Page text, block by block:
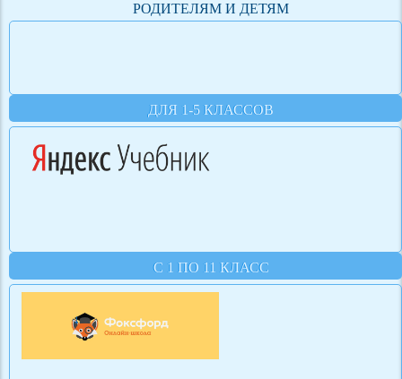
РОДИТЕЛЯМ И ДЕТЯМ
ДЛЯ 1-5 КЛАССОВ
С 1 ПО 11 КЛАСС